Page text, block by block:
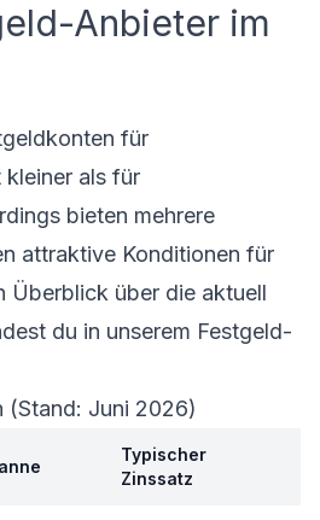
Anbieter im
für
kleiner als für
bieten mehrere
attraktive Konditionen für
Überblick über die aktuell
du in unserem Festgeld-
(Stand: Juni 2026)
Typischer
Zinssatz